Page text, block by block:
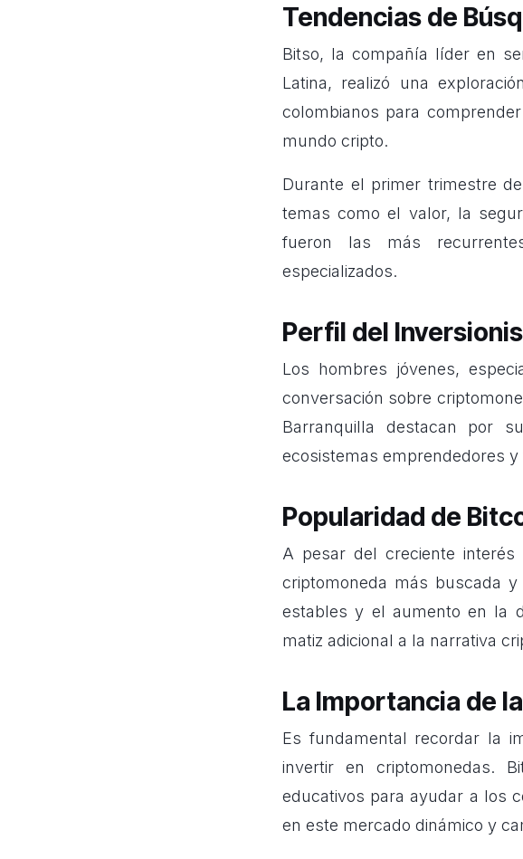
Tendencias de
Bitso, la compañía líder en
Latina, realizó una
colombianos para
mundo cripto.
Durante el primer trimestre
temas como el valor, la
fueron las más
especializados.
Perfil del
Los hombres jóvenes,
conversación sobre
Barranquilla destacan por
ecosistemas emprendedores y
Popularidad de
A pesar del creciente interés
criptomoneda más buscada
estables y el aumento en la
matiz adicional a la narrativa
La Importancia de
Es fundamental recordar la
invertir en criptomonedas.
educativos para ayudar a los
en este mercado dinámico y